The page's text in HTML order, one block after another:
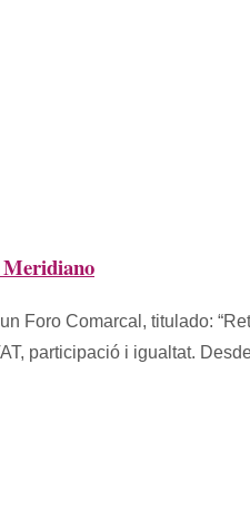
Foro Comarcal, titulado:
participació i igualtat.